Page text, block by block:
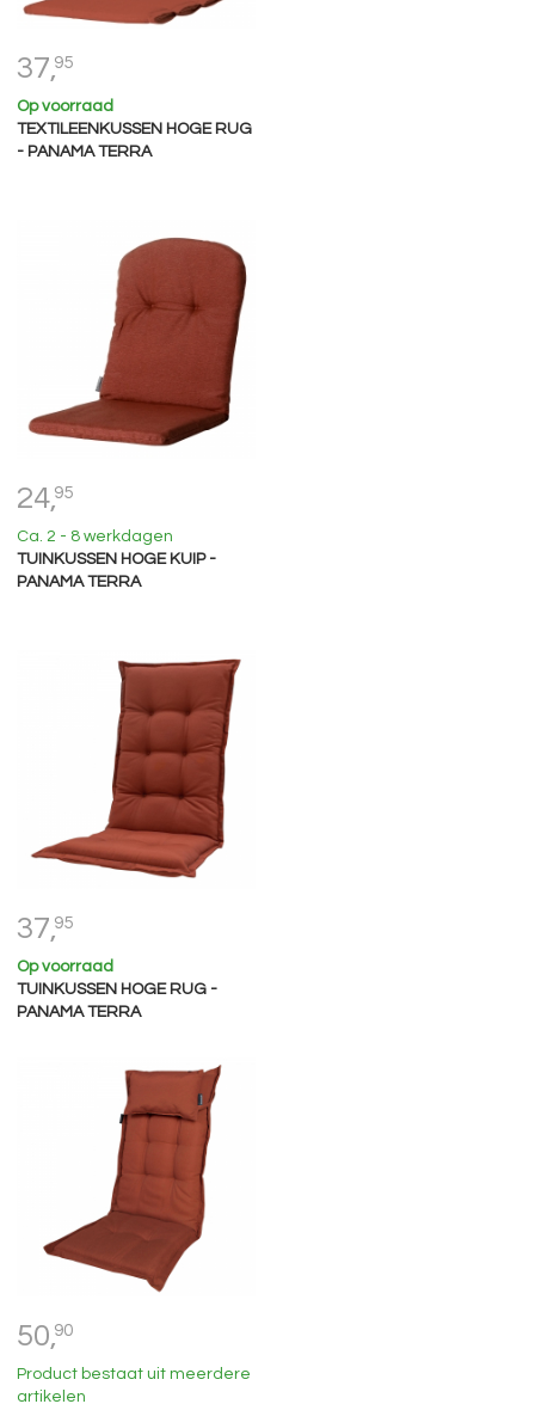
37,95
Op voorraad
TEXTILEENKUSSEN HOGE RUG
- PANAMA TERRA
24,95
Ca. 2 - 8 werkdagen
TUINKUSSEN HOGE KUIP -
PANAMA TERRA
37,95
Op voorraad
TUINKUSSEN HOGE RUG -
PANAMA TERRA
50,90
Product bestaat uit meerdere
artikelen